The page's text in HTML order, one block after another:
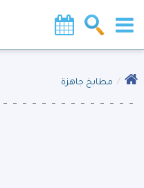
مطابخ جاهزة